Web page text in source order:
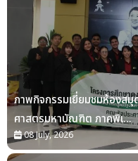
ภาพกิจกรรมเยี่ยมชมห้องส
ศาสตรมหาบัณฑิต ภาคพิเ...
08 July, 2026